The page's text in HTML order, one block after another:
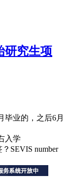
研究生项
毕业的，之后6月
入学
SEVIS number